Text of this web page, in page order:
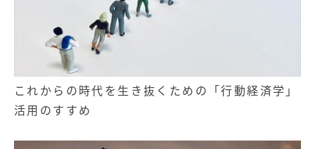
これからの時代を生き抜くための「行動経済学」
活用のすすめ